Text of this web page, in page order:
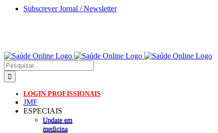
Skip
Subscrever Jornal / Newsletter
Pesquisar
LOGIN PROFISSIONAIS
JMF
ESPECIAIS
Update em
medicina